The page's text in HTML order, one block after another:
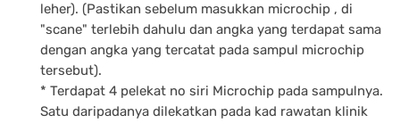
leher). (Pastikan sebelum masukkan microchip , di
"scane" terlebih dahulu dan angka yang terdapat sama
dengan angka yang tercatat pada sampul microchip
tersebut).
* Terdapat 4 pelekat no siri Microchip pada sampulnya.
Satu daripadanya dilekatkan pada kad rawatan klinik